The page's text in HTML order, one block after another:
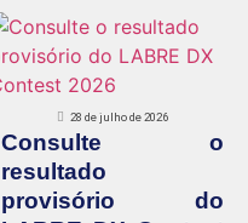
28 de julho de 2026
Consulte o
resultado
provisório do